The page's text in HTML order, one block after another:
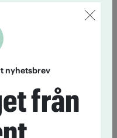
nyhetsbrev
från